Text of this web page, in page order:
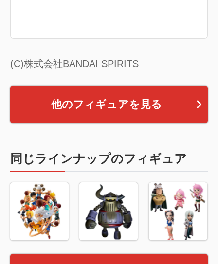
(C)株式会社BANDAI SPIRITS
他のフィギュアを見る
同じラインナップのフィギュア